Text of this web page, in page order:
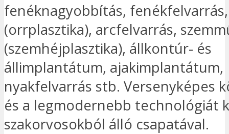
fenéknagyobbítás,
(orrplasztika), arcfelvarrás,
(szemhéjplasztika), állkontúr- és
állimplantátum, ajakimplantátum,
nyakfelvarrás stb. Versenyképes
és a legmodernebb technológiát
szakorvosokból álló csapatával.